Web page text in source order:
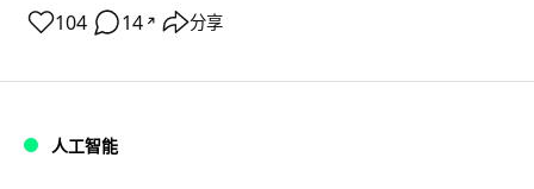
104 14 ↗ 分享
人工智能